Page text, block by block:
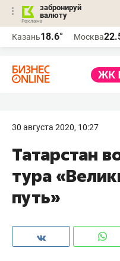
забронируй
валюту
Казань18.6° Москва
30 августа 2020, 10:27
Татарстан
тура
путь»